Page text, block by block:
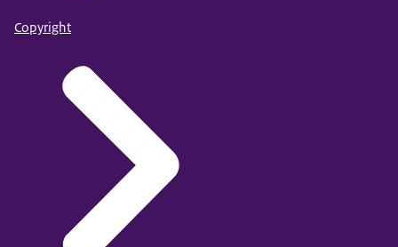
Copyright